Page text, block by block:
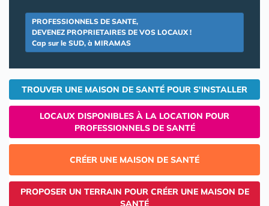
PROFESSIONNELS DE SANTE,
DEVENEZ PROPRIETAIRES DE VOS LOCAUX !
Cap sur le SUD, à MIRAMAS
TROUVER UNE MAISON DE SANTÉ POUR S'INSTALLER
LOCAUX DISPONIBLES À LA LOCATION POUR
PROFESSIONNELS DE SANTÉ
CRÉER UNE MAISON DE SANTÉ
PROPOSER UN TERRAIN POUR CRÉER UNE MAISON DE
SANTÉ